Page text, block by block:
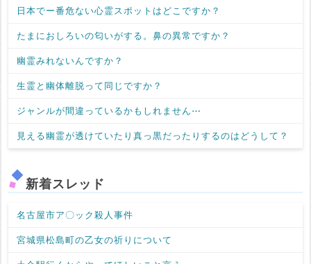
日本でー番危ない心霊スポットはどこですか？
たまにおしろいの匂いがする。鼻の異常ですか？
幽霊みれないんですか？
生霊と幽体離脱って同じですか？
ジャンルが間違っているかもしれません⋯
見える幽霊が透けていたり真っ黒だったりするのはどうして？
新着スレッド
名古屋市ア〇ック殺人事件
宮城県松島町の乙女の祈りについて